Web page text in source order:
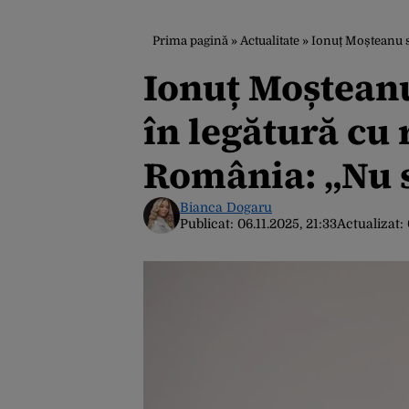
Prima pagină » Actualitate » Ionuț Moșteanu
Ionuț
în legătură cu
România:
Bianca Dogaru
Publicat: 06.11.2025, 21:33Actualizat: